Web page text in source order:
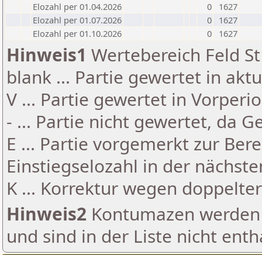
Elozahl per 01.04.2026
0
1627
Elozahl per 01.07.2026
0
1627
Elozahl per 01.10.2026
0 1627
Hinweis1 Wertebereich Feld
blank ... Partie gewertet in
V ... Partie gewertet in
- ... Partie nicht gewertet, da
E ... Partie vorgemerkt zur
Einstiegselozahl in der
K ... Korrektur wegen
Hinweis2 Kontumazen
und sind in der Liste nicht